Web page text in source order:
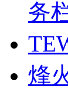
务
烽